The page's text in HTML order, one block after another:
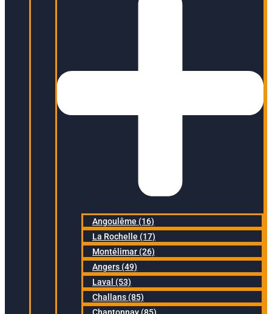
Angoulême (16)
La Rochelle (17)
Montélimar (26)
Angers (49)
Laval (53)
Challans (85)